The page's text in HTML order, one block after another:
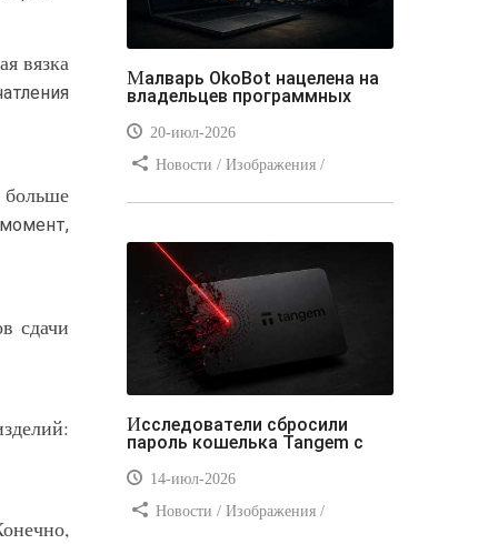
вязка
больше
сдачи
Малварь OkoBot нацелена на
владельцев программных
20-июл-2026
Новости / Изображения /
Самоучитель CSS / Линии и рамки /
Видео уроки / Заработок
Исследователи сбросили
пароль кошелька Tangem с
14-июл-2026
Новости / Изображения /